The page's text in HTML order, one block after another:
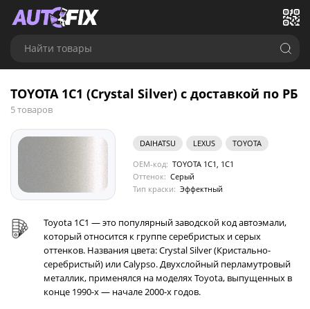
Найти товары
TOYOTA 1C1 (Crystal Silver) с доставкой по РБ
5 товаров
DAIHATSU LEXUS
TOYOTA
OEM-код: TOYOTA 1C1, 1C1
Оттенок: Серый
Тип краски: Эффектный
Toyota 1C1 — это популярный заводской код автоэмали,
который относится к группе серебристых и серых
оттенков. Названия цвета: Crystal Silver (Кристально-
серебристый) или Calypso. Двухслойный перламутровый
металлик, применялся на моделях Toyota, выпущенных в
конце 1990-х — начале 2000-х годов.